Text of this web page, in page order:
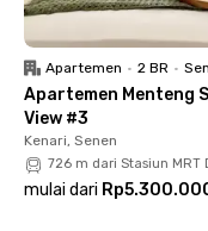
cocok juga dihuni oleh
fasilitas gedung
renang. Keamanan
access card dengan
sebelum kehabisan!
Apartemen • 2 BR •
Apartemen Menteng
View #3
Kenari, Senen
726 m dari Stasiun MRT
mulai dari